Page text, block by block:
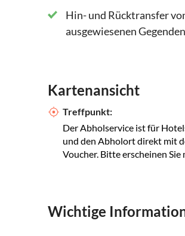
Hin- und Rücktransfer
ausgewiesenen Gegenden
Kartenansicht
Treffpunkt:
Der Abholservice ist für
und den Abholort direkt mit
Voucher. Bitte erscheinen
Wichtige